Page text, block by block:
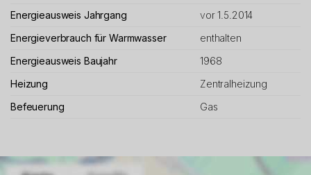
Energieausweis Jahrgang
vor 1.5.2014
Energieverbrauch für Warmwasser
enthalten
Energieausweis Baujahr
1968
Heizung
Zentralheizung
Befeuerung
Gas